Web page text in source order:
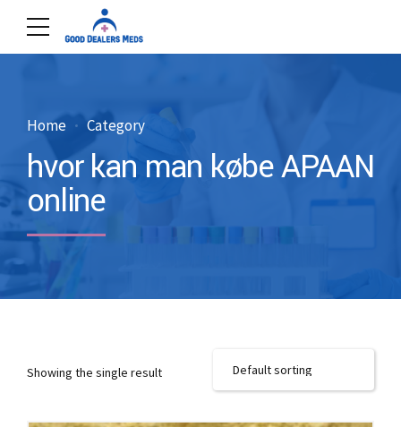
Home Category
hvor kan man købe APAAN
online
Showing the single result